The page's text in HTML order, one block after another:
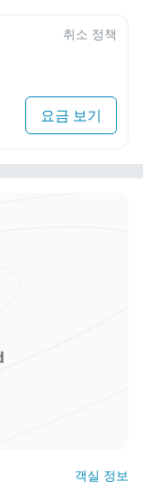
취소 정책
요금 보기
객실 정보